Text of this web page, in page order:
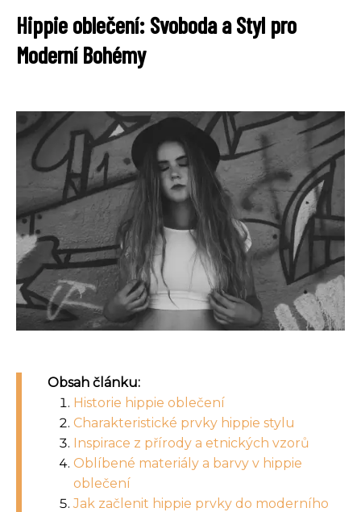
Hippie oblečení: Svoboda a Styl pro
Moderní Bohémy
Obsah článku:
Historie hippie oblečení
Charakteristické prvky hippie stylu
Inspirace z přírody a etnických vzorů
Oblíbené materiály a barvy v hippie
oblečení
Jak začlenit hippie prvky do moderního